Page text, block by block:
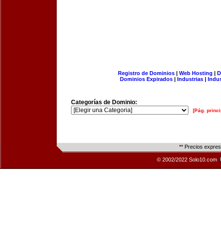
Registro de Dominios| Web Hosting |
Dominios Expirados | Industrias |
Categorías de Dominio:
[Pág.
** Precios
© 2002/2022 Solo10.com